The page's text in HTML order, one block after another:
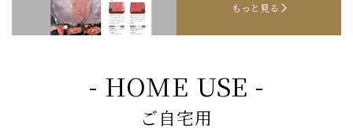
もっと見る
- HOME USE -
ご自宅用